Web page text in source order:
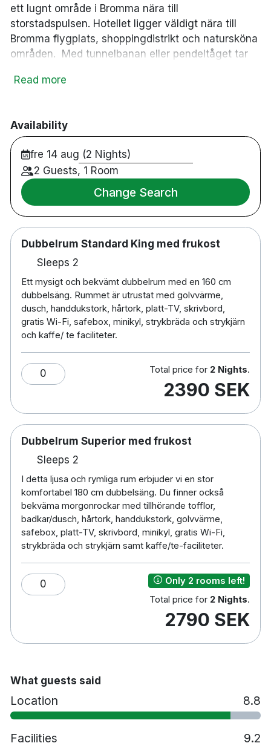
ett lugnt område i Bromma nära till
storstadspulsen. Hotellet ligger väldigt nära till
Bromma flygplats, shoppingdistrikt och natursköna
områden. Med tunnelbanan eller pendeltåget tar
minuter. Här blandas den gustavianska stilen med
möblemang. Sängarna är av högsta kvalitet och
lakanen av exklusivt bomull från Kina.
73 rum
Badrum med dusch eller badkar
Gratis WiFi
TV
Värdeskåp
Skrivbord
Hårtork
Vattenkokare
Room service
Gratis dagstidning
Tvättservice
Samarbete med närliggande gym
Frukostestaurang
Spjälsäng mot en avgift på 100 kronor per natt
Handikappsanpassade rum finns tillgängliga
Gratis parkering
Rökfritt
3 minuters promenad till Bällsta bro
spårvagnshållplats
Westfield Mall of Scandinavia
3 minuters bilresa till Bromma Flygplats
30 minuters bilresa till Arlanda Flygplats
Read more
Availability
fre 14 aug (2 Nights)
2 Guests, 1 Room
Change Search
Dubbelrum Standard King med frukost
Sleeps 2
Ett mysigt och bekvämt dubbelrum med en 160 cm
dubbelsäng. Rummet är utrustat med golvvärme,
dusch, handdukstork, hårtork, platt-TV, skrivbord,
gratis Wi-Fi, safebox, minikyl, strykbräda och strykjärn
och kaffe/ te faciliteter.
0 Total price for 2 Nights.
2390 SEK
Dubbelrum Superior med frukost
Sleeps 2
I detta ljusa och rymliga rum erbjuder vi en stor
komfortabel 180 cm dubbelsäng. Du finner också
bekväma morgonrockar med tillhörande tofflor,
badkar/dusch, hårtork, handdukstork, golvvärme,
safebox, platt-TV, skrivbord, minikyl, gratis Wi-Fi,
strykbräda och strykjärn samt kaffe/te-faciliteter.
0
Only 2 rooms left!
Total price for 2 Nights.
2790 SEK
What guests said
Location 8.8
Facilities 9.2